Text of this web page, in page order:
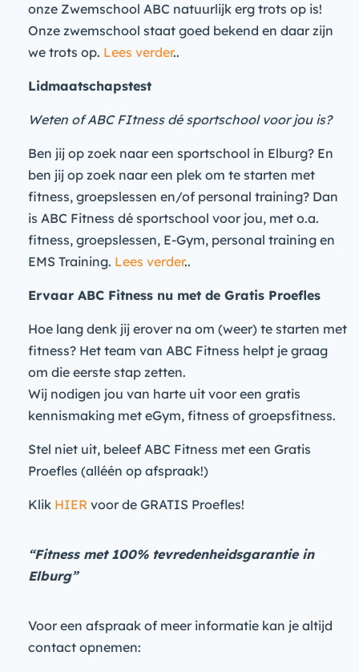
onze Zwemschool ABC natuurlijk erg trots op is!
Onze zwemschool staat goed bekend en daar zijn
we trots op. Lees verder..
Lidmaatschapstest
Weten of ABC FItness dé sportschool voor jou is?
Ben jij op zoek naar een sportschool in Elburg? En
ben jij op zoek naar een plek om te starten met
fitness, groepslessen en/of personal training? Dan
is ABC Fitness dé sportschool voor jou, met o.a.
fitness, groepslessen, E-Gym, personal training en
EMS Training. Lees verder..
Ervaar ABC Fitness nu met de Gratis Proefles
Hoe lang denk jij erover na om (weer) te starten met
fitness? Het team van ABC Fitness helpt je graag
om die eerste stap zetten.
Wij nodigen jou van harte uit voor een gratis
kennismaking met eGym, fitness of groepsfitness.
Stel niet uit, beleef ABC Fitness met een Gratis
Proefles (alléén op afspraak!)
Klik HIER voor de GRATIS Proefles!
“Fitness met 100% tevredenheidsgarantie in
Elburg”
Voor een afspraak of meer informatie kan je altijd
contact opnemen: